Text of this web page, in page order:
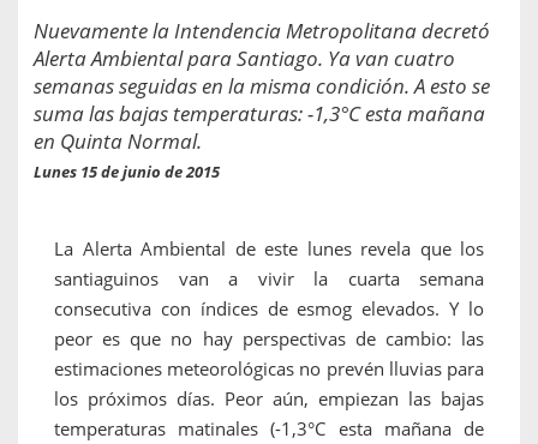
Nuevamente la Intendencia Metropolitana decretó
Alerta Ambiental para Santiago. Ya van cuatro
semanas seguidas en la misma condición. A esto se
suma las bajas temperaturas: -1,3°C esta mañana
en Quinta Normal.
Lunes 15 de junio de 2015
La Alerta Ambiental de este lunes revela que los
santiaguinos van a vivir la cuarta semana
consecutiva con índices de esmog elevados. Y lo
peor es que no hay perspectivas de cambio: las
estimaciones meteorológicas no prevén lluvias para
los próximos días. Peor aún, empiezan las bajas
temperaturas matinales (-1,3°C esta mañana de